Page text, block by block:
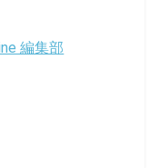
編集部